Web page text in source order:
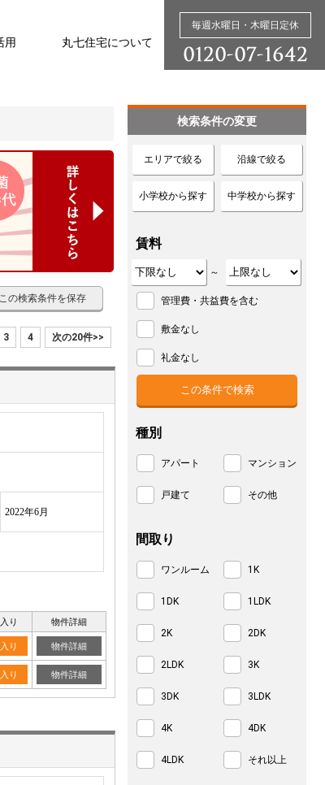
用 丸七住宅について
毎週水曜日・木曜日定休
この検索条件を保存
3 4 次の20件>>
2022年6月
り 物件詳細
り 物件詳細
り 物件詳細
検索条件の変更
エリアで絞る 沿線で絞る
小学校から探す 中学校から探す
賃料
～
管理費・共益費を含む
敷金なし
礼金なし
種別
アパート マンション
戸建て その他
間取り
ワンルーム 1K
1DK 1LDK
2K 2DK
2LDK 3K
3DK 3LDK
4K 4DK
4LDK それ以上